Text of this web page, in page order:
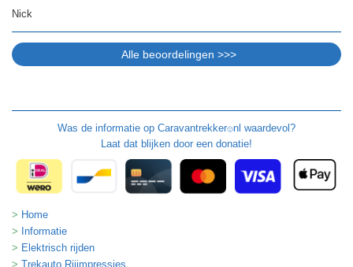
Nick
Was de informatie op Caravantrekker🙂nl waardevol?
Laat dat blijken door een donatie!
Home
Informatie
Elektrisch rijden
Trekauto Rijimpressies